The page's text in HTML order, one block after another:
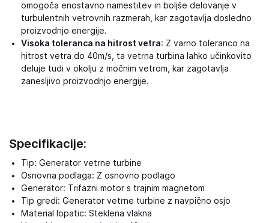
omogoča enostavno namestitev in boljše delovanje v
turbulentnih vetrovnih razmerah, kar zagotavlja dosledno
proizvodnjo energije.
Visoka toleranca na hitrost vetra: Z varno toleranco na
hitrost vetra do 40m/s, ta vetrna turbina lahko učinkovito
deluje tudi v okolju z močnim vetrom, kar zagotavlja
zanesljivo proizvodnjo energije.
Specifikacije:
Tip: Generator vetrne turbine
Osnovna podlaga: Z osnovno podlago
Generator: Trifazni motor s trajnim magnetom
Tip gredi: Generator vetrne turbine z navpično osjo
Material lopatic: Steklena vlakna